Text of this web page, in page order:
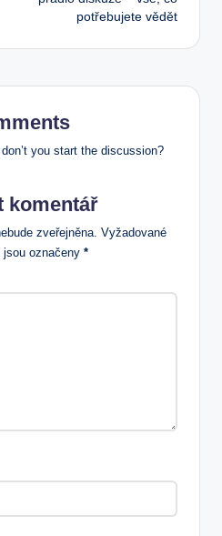
potřebujete vědět
you start the discussion?
komentář
zveřejněna. Vyžadované
jsou označeny *